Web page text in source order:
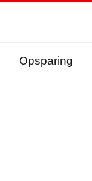
Opsparing